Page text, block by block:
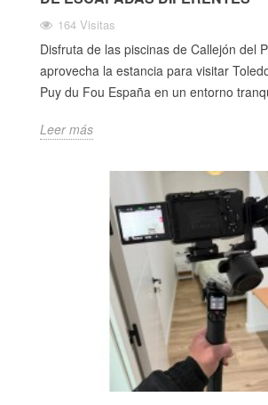
164 Visitas
Disfruta de las piscinas de Callejón del
aprovecha la estancia para visitar
Puy du Fou España en un entorno
Leer más